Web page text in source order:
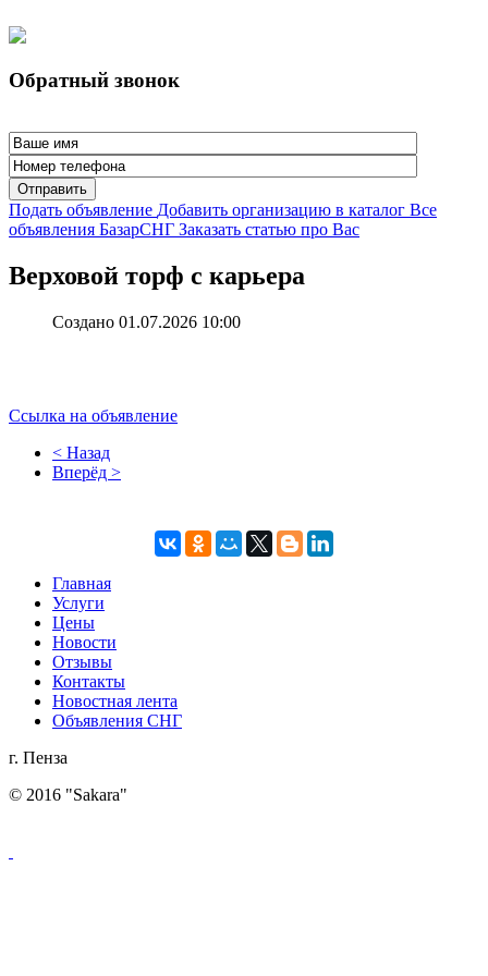
Обратный звонок
Отправить
Подать объявление Добавить организацию в каталог Все
объявления БазарСНГ Заказать статью про Вас
Верховой торф с карьера
Создано 01.07.2026 10:00
Ссылка на объявление
< Назад
Вперёд >
Главная
Услуги
Цены
Новости
Отзывы
Контакты
Новостная лента
Объявления СНГ
г. Пенза
© 2016 "Sakara"